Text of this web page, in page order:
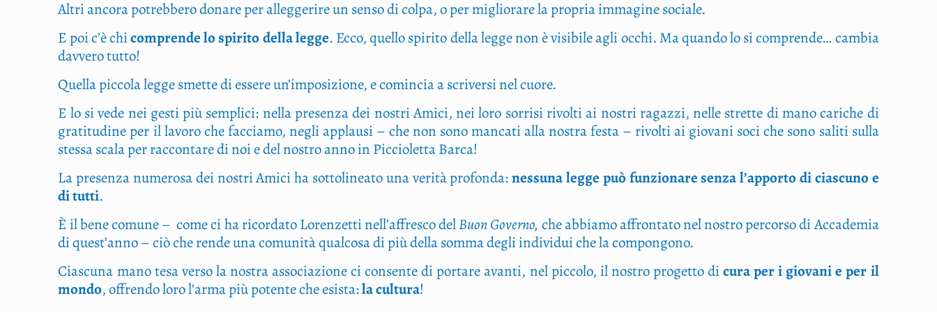
Altri anco­ra potreb­be­ro dona­re per alleg­ge­ri­re un sen­so di col­pa, o per miglio­ra­re la pro­pria imma­gi­ne sociale.
E poi c’è chicom­pren­de lo spi­ri­to del­la leg­ge. Ecco, quel­lo spi­ri­to del­la leg­ge non è visi­bi­le agli occhi. Ma quan­do lo si com­pren­de… cam­bia
dav­ve­ro tutto!
Quel­la pic­co­la leg­ge smet­te di esse­re un’imposizione, e comin­cia a scri­ver­si nel cuore.
E lo si vede nei gesti più sem­pli­ci: nel­la pre­sen­za dei nostri Ami­ci, nei loro sor­ri­si rivol­ti ai nostri ragaz­zi, nel­le stret­te di mano cari­che di
gra­ti­tu­di­ne per il lavo­ro che fac­cia­mo, negli applau­si – che non sono man­ca­ti alla nostra festa – rivol­ti ai gio­va­ni soci che sono sali­ti sul­la
stes­sa sca­la per rac­con­ta­re di noi e del nostro anno in Pic­cio­let­ta Barca!
La pre­sen­za nume­ro­sa dei nostri Ami­ci ha sot­to­li­nea­to una veri­tà pro­fon­da:nes­su­na leg­ge può fun­zio­na­re sen­za l’apporto di cia­scu­no e
di tut­ti.
È il bene comu­ne – come ci ha ricor­da­to Loren­zet­ti nell’affresco delBuon Gover­no, che abbia­mo affron­ta­to nel nostro per­cor­so di Acca­de­mia
di quest’anno – ciò che ren­de una comu­ni­tà qual­co­sa di più del­la som­ma degli indi­vi­dui che la compongono.
Cia­scu­na mano tesa ver­so la nostra asso­cia­zio­ne ci con­sen­te di por­ta­re avan­ti, nel pic­co­lo, il nostro pro­get­to dicura per i gio­va­ni e per il
mon­do, offren­do loro l’arma più poten­te che esi­sta:la cul­tu­ra!